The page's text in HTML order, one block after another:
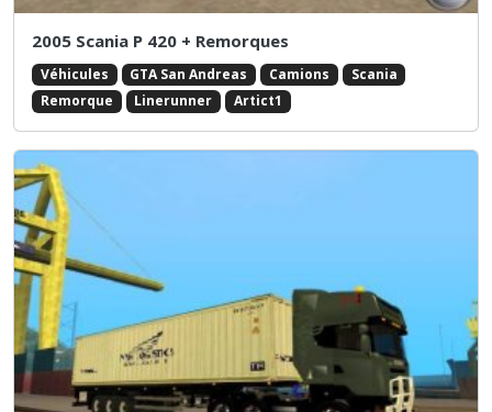
2005 Scania P 420 + Remorques
Véhicules GTA San Andreas Camions
Scania
Remorque
Linerunner Artict1